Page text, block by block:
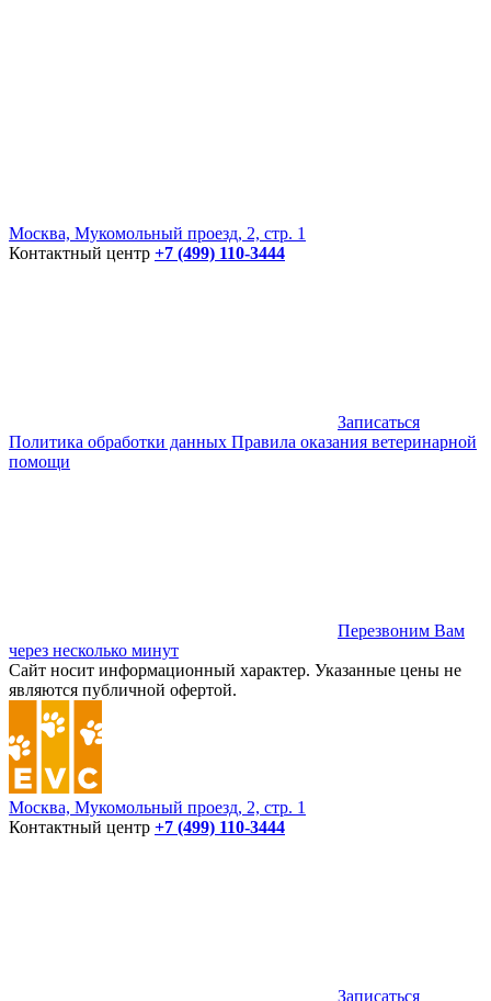
Москва, Мукомольный проезд, 2, стр. 1
Контактный центр +7 (499) 110-3444
Записаться
Политика обработки данных Правила оказания ветеринарной
помощи
Перезвоним Вам
через несколько минут
Сайт носит информационный характер. Указанные цены не
являются публичной офертой.
Москва, Мукомольный проезд, 2, стр. 1
Контактный центр +7 (499) 110-3444
Записаться